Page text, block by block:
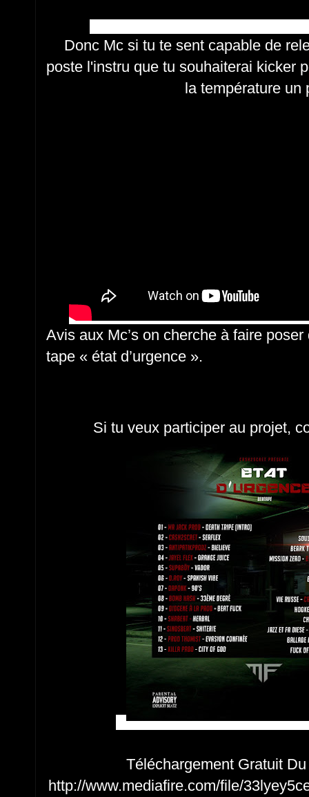
Donc Mc si tu te sent capable de
poste l'instru que tu souhaiterai kicker
la température un
Avis aux Mc’s on cherche à faire
tape « état d’urgence ».
Si tu veux participer au projet,
Téléchargement Gratuit Du
http://www.mediafire.com/file/